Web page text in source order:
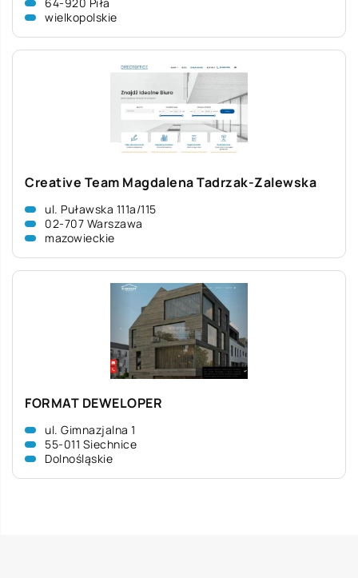
wielkopolskie
Creative Team Magdalena Tadrzak-Zalewska
ul. Puławska 111a/115
02-707 Warszawa
mazowieckie
FORMAT DEWELOPER
ul. Gimnazjalna 1
55-011 Siechnice
Dolnośląskie